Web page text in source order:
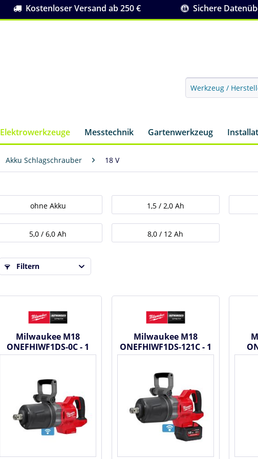
Kostenloser Versand ab 250 € Sichere
Elektrowerkzeuge Messtechnik Gartenwerkzeug
Akku Schlagschrauber 18 V
ohne Akku 1,5 / 2,0 Ah
5,0 / 6,0 Ah 8,0 / 12 Ah
Filtern
Milwaukee M18
ONEFHIWF1DS-0C - 1
Zoll Akku
Milwaukee M18
ONEFHIWF1DS-121C - 1
Zoll Akku